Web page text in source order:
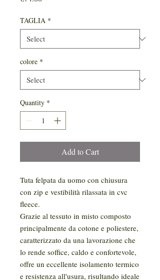
TAGLIA *
colore *
Quantity *
Add to Cart
Tuta felpata da uomo con chiusura
con zip e vestibilità rilassata in cvc
fleece.
Grazie al tessuto in misto composto
principalmente da cotone e poliestere,
caratterizzato da una lavorazione che
lo rende soffice, caldo e confortevole,
offre un eccellente isolamento termico
e resistenza all'usura, risultando ideale